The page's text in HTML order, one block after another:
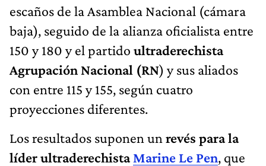
escaños de la Asamblea Nacional (cámara
baja), seguido de la alianza oficialista entre
150 y 180 y el partido ultraderechista
Agrupación Nacional (RN) y sus aliados
con entre 115 y 155, según cuatro
proyecciones diferentes.
Los resultados suponen un revés para la
líder ultraderechistaMarine Le Pen, que